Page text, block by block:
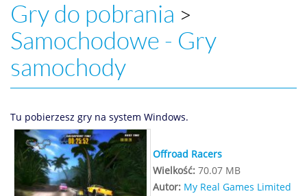
Gry do pobrania >
Samochodowe - Gry
samochody
Tu pobierzesz gry na system Windows.
Offroad Racers
Wielkość: 70.07 MB
Autor: My Real Games Limited